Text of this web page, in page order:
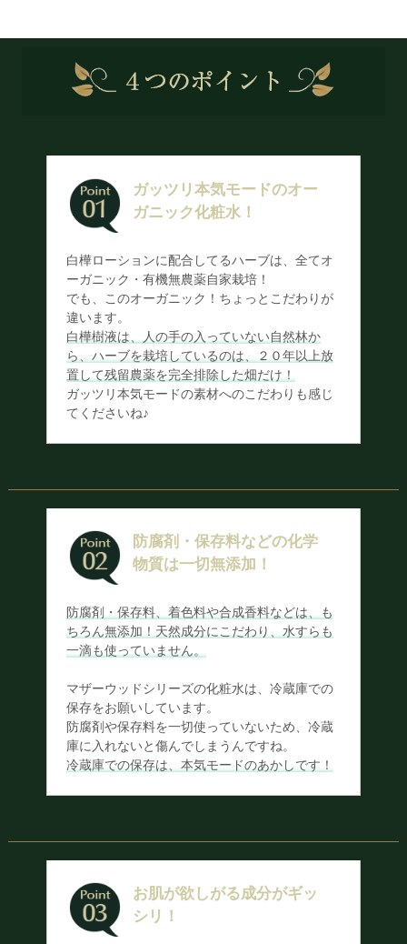
ガッツリ本気モードのオー
ガニック化粧水！
白樺ローションに配合してるハーブは、全てオ
ーガニック・有機無農薬自家栽培！
でも、このオーガニック！ちょっとこだわりが
違います。
白樺樹液は、人の手の入っていない自然林か
ら、ハーブを栽培しているのは、２０年以上放
置して残留農薬を完全排除した畑だけ！
ガッツリ本気モードの素材へのこだわりも感じ
てくださいね♪
防腐剤・保存料などの化学
物質は一切無添加！
防腐剤・保存料、着色料や合成香料などは、も
ちろん無添加！天然成分にこだわり、水すらも
一滴も使っていません。
マザーウッドシリーズの化粧水は、冷蔵庫での
保存をお願いしています。
防腐剤や保存料を一切使っていないため、冷蔵
庫に入れないと傷んでしまうんですね。
冷蔵庫での保存は、本気モードのあかしです！
お肌が欲しがる成分がギッ
シリ！